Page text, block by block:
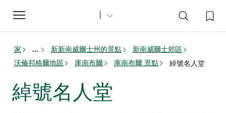
Toggle
navigation
家 ... 新新南威爾士州的景點
新南威爾士郊區
沃倫邦格爾地區
庫南布爾 庫南布爾 景點 綽號名人堂
綽號名人堂